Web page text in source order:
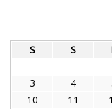
S
S
3
4
10
11